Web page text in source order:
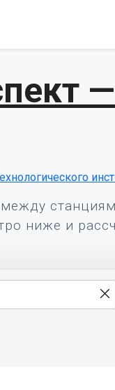
ниже и